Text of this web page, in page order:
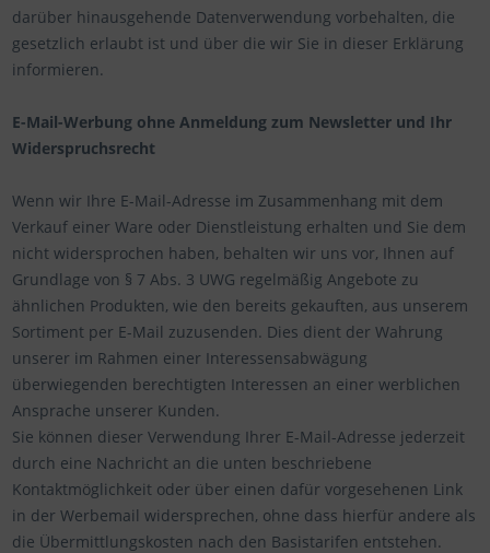
darüber hinausgehende Datenverwendung vorbehalten, die
gesetzlich erlaubt ist und über die wir Sie in dieser Erklärung
informieren.
E-Mail-Werbung ohne Anmeldung zum Newsletter und Ihr
Widerspruchsrecht
Wenn wir Ihre E-Mail-Adresse im Zusammenhang mit dem
Verkauf einer Ware oder Dienstleistung erhalten und Sie dem
nicht widersprochen haben, behalten wir uns vor, Ihnen auf
Grundlage von § 7 Abs. 3 UWG regelmäßig Angebote zu
ähnlichen Produkten, wie den bereits gekauften, aus unserem
Sortiment per E-Mail zuzusenden. Dies dient der Wahrung
unserer im Rahmen einer Interessensabwägung
überwiegenden berechtigten Interessen an einer werblichen
Ansprache unserer Kunden.
Sie können dieser Verwendung Ihrer E-Mail-Adresse jederzeit
durch eine Nachricht an die unten beschriebene
Kontaktmöglichkeit oder über einen dafür vorgesehenen Link
in der Werbemail widersprechen, ohne dass hierfür andere als
die Übermittlungskosten nach den Basistarifen entstehen.